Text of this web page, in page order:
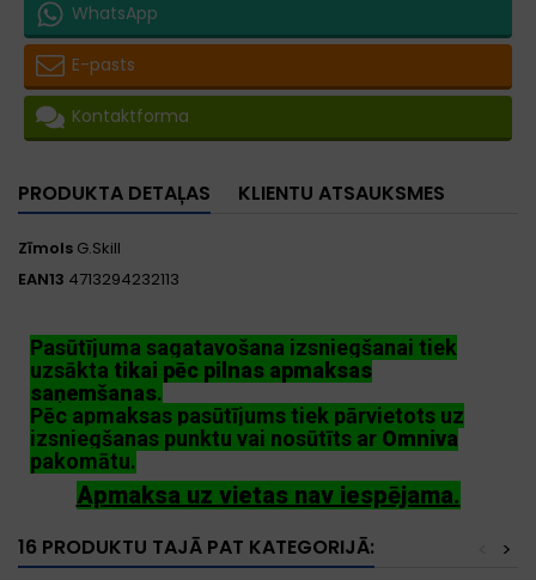
WhatsApp
E-pasts
Kontaktforma
PRODUKTA DETAĻAS KLIENTU ATSAUKSMES
Zīmols G.Skill
EAN13 4713294232113
Pasūtījuma sagatavošana izsniegšanai tiek
uzsākta tikai pēc pilnas apmaksas
saņemšanas.
Pēc apmaksas pasūtījums tiek pārvietots uz
izsniegšanas punktu vai nosūtīts ar Omniva
pakomātu.
Apmaksa uz vietas nav iespējama.
16 PRODUKTU TAJĀ PAT KATEGORIJĀ: >